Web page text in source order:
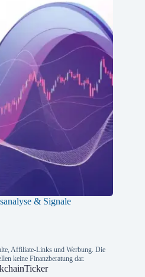
& Signale
Affiliate-Links und Werbung. Die
keine Finanzberatung dar.